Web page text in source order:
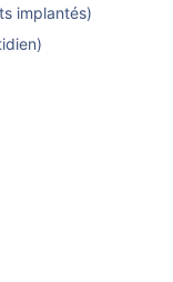
implantés)